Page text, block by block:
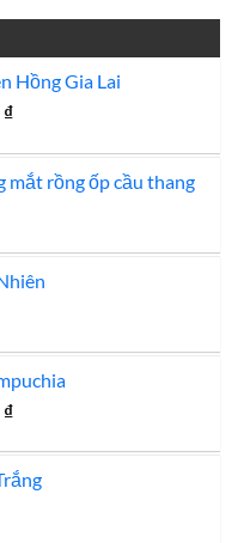
1,900,000 ₫.
Hồng Gia Lai
₫Giá
tại
là: rồng ốp cầu thang
₫Giá
là: